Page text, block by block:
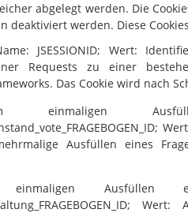
abgelegt werden. Die
deaktiviert werden. Diese
JSESSIONID; Wert:
Requests zu einer
Das Cookie wird nach
einmaligen
Ausfüllen eines
Ausfüllen